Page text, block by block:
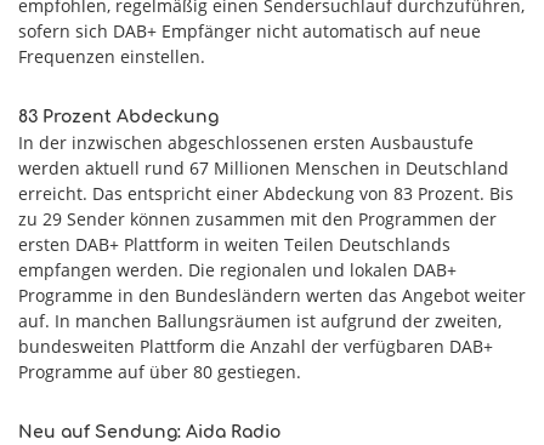
empfohlen, regelmäßig einen Sendersuchlauf durchzuführen,
sofern sich DAB+ Empfänger nicht automatisch auf neue
Frequenzen einstellen.
83 Prozent Abdeckung
In der inzwischen abgeschlossenen ersten Ausbaustufe
werden aktuell rund 67 Millionen Menschen in Deutschland
erreicht. Das entspricht einer Abdeckung von 83 Prozent. Bis
zu 29 Sender können zusammen mit den Programmen der
ersten DAB+ Plattform in weiten Teilen Deutschlands
empfangen werden. Die regionalen und lokalen DAB+
Programme in den Bundesländern werten das Angebot weiter
auf. In manchen Ballungsräumen ist aufgrund der zweiten,
bundesweiten Plattform die Anzahl der verfügbaren DAB+
Programme auf über 80 gestiegen.
Neu auf Sendung: Aida Radio